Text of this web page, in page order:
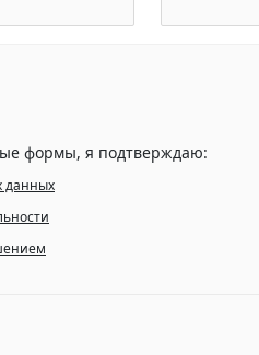
формы, я подтверждаю:
данных